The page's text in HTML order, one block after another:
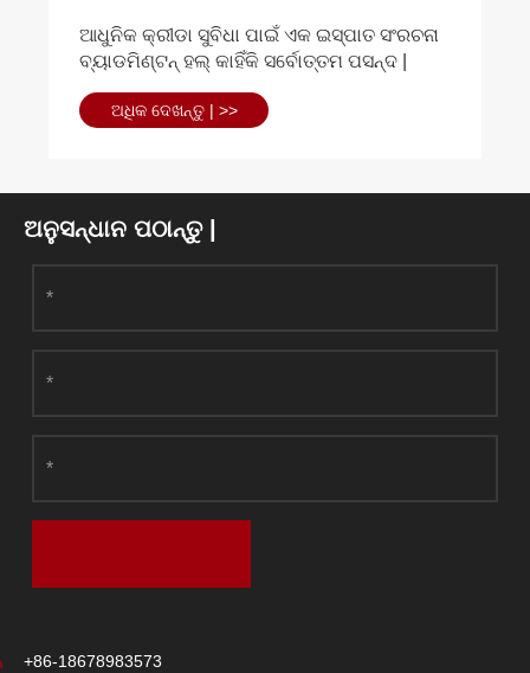
ଆଧୁନିକ କ୍ରୀଡା ସୁବିଧା ପାଇଁ ଏକ ଇସ୍ପାତ ସଂରଚନା
ବ୍ୟାଡମିଣ୍ଟନ୍ ହଲ୍ କାହିଁକି ସର୍ବୋତ୍ତମ ପସନ୍ଦ |
ଅଧିକ ଦେଖନ୍ତୁ | >>
ଅନୁସନ୍ଧାନ ପଠାନ୍ତୁ |
+86-18678983573